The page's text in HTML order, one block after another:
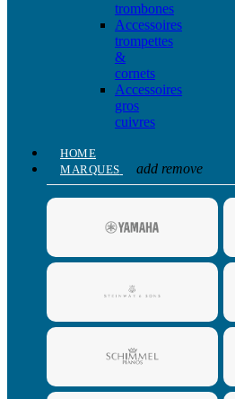
trombones
Accessoires
trompettes
&
cornets
Accessoires
gros
cuivres
HOME
MARQUES
add remove